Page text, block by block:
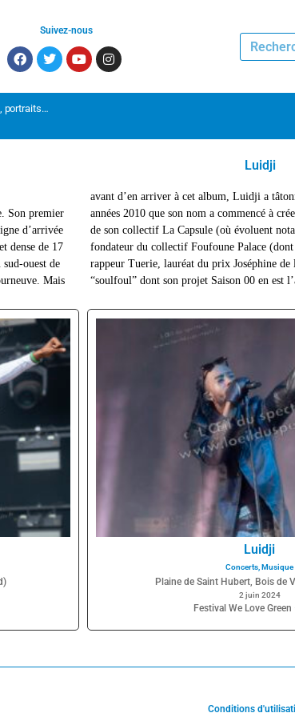
Suivez-nous
portraits…
Luidji
Son premier
d’arrivée
dense de 17
ouest de
Mais
avant d’en arriver à cet album, Luidji a
le sillage
Beeby). Le
partie le
un rap
succès
commercial et d’estime, l’album a été adoubé
de parler
fesses pour
toujours, sa
Luidji
Concerts, Musique
Plaine de Saint Hubert, Bois de
2 juin 2024
Festival We Love
Conditions